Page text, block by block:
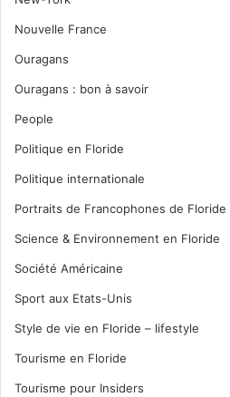
Nouvelle France
Ouragans
Ouragans : bon à savoir
People
Politique en Floride
Politique internationale
Portraits de Francophones de Floride
Science & Environnement en Floride
Société Américaine
Sport aux Etats-Unis
Style de vie en Floride – lifestyle
Tourisme en Floride
Tourisme pour Insiders